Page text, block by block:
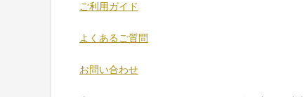
ご利用ガイド
よくあるご質問
お問い合わせ